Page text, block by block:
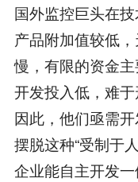
国外监控巨头在
产品附加值较低
慢，有限的资金
开发投入低，难于
因此，他们亟需
摆脱这种“受制于
企业能自主开发